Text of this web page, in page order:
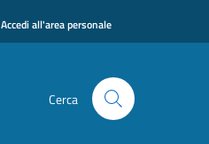
Accedi all'area personale
Cerca